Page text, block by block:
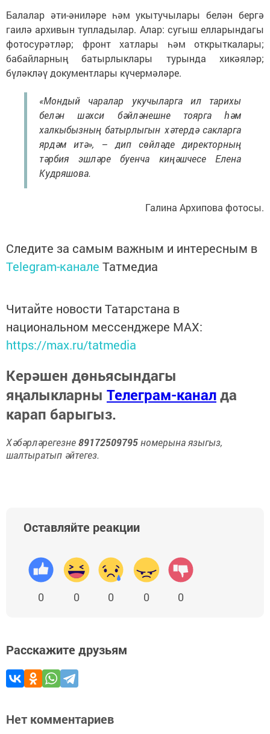
Балалар әти-әниләре һәм укытучылары белән бергә
гаилә архивын тупладылар. Алар: сугыш елларындагы
фотосурәтләр; фронт хатлары һәм открыткалары;
бабайларның батырлыклары турында хикәяләр;
бүләкләү документлары күчермәләре.
«Мондый чаралар укучыларга ил тарихы
белән шәхси бәйләнешне тоярга һәм
халкыбызның батырлыгын хәтердә сакларга
ярдәм итә», – дип сөйләде директорның
тәрбия эшләре буенча киңәшчесе Елена
Кудряшова.
Галина Архипова фотосы.
Следите за самым важным и интересным в
Telegram-канале Татмедиа
Читайте новости Татарстана в
национальном мессенджере MАХ:
https://max.ru/tatmedia
Керәшен дөньясындагы
яңалыкларны Телеграм-каналда
карап барыгыз.
Хәбәрләрегезне89172509795номерына языгыз,
шалтыратып әйтегез.
Оставляйте реакции
0 0 0 0 0
Расскажите друзьям
Нет комментариев